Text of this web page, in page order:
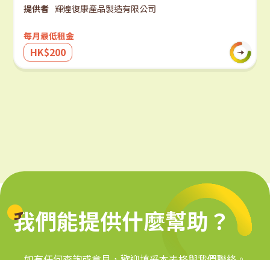
提供者 輝煌復康產品製造有限公司
每月最低租金
HK$200
我們能提供什麼幫助？
我們能提供什麼幫助？